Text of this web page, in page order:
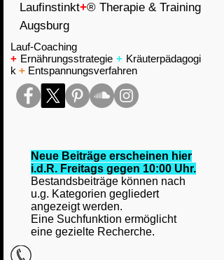
Laufinstinkt+® Therapie & Training
Augsburg
Lauf-Coaching
+ Ernährungsstrategie + Kräuterpädagogi
k + Entspannungsverfahren
Neue Beiträge erscheinen hier
i.d.R. Freitags gegen 10:00 Uhr.
Bestandsbeiträge können nach
u.g. Kategorien gegliedert
angezeigt werden.
Eine Suchfunktion ermöglicht
eine gezielte Recherche.